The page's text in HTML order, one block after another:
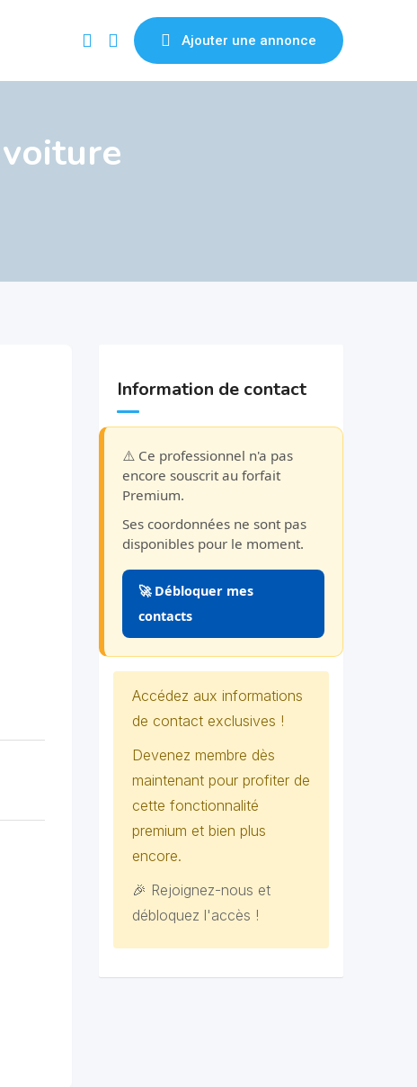
Ajouter une annonce
Information de contact
⚠️ Ce professionnel n'a pas
encore souscrit au forfait
Premium.
Ses coordonnées ne sont pas
disponibles pour le moment.
🚀 Débloquer mes
contacts
Accédez aux informations
de contact exclusives !
Devenez membre dès
maintenant pour profiter de
cette fonctionnalité
premium et bien plus
encore.
🎉 Rejoignez-nous et
débloquez l'accès !